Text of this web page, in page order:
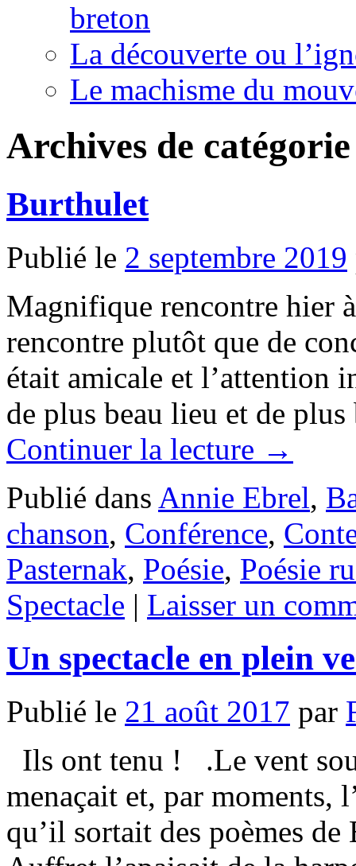
breton
La découverte ou
Le machisme du
Archives de
Burthulet
Publié le 2 septembre 2019
Magnifique rencontre hier
rencontre plutôt que de
était amicale et l’attention
de plus beau lieu et de
Continuer la lecture →
Publié dans Annie Ebrel,
chanson, Conférence,
Pasternak, Poésie, Poésie
Spectacle | Laisser un
Un spectacle en plein
Publié le 21 août 2017 par
Ils ont tenu ! .Le vent
menaçait et, par moments,
qu’il sortait des poèmes